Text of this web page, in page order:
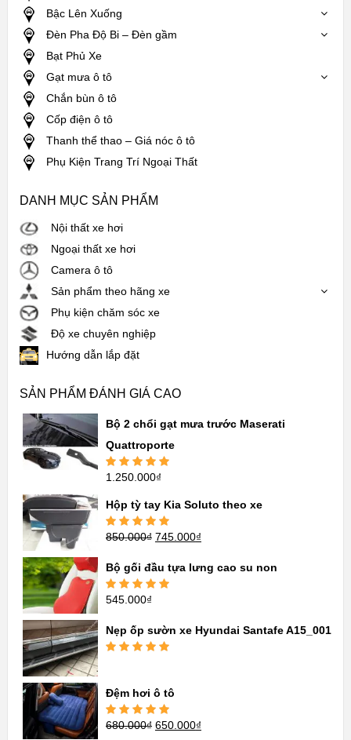
Bậc Lên Xuống
Đèn Pha Độ Bi – Đèn gầm
Bạt Phủ Xe
Gạt mưa ô tô
Chắn bùn ô tô
Cốp điện ô tô
Thanh thể thao – Giá nóc ô tô
Phụ Kiện Trang Trí Ngoại Thất
DANH MỤC SẢN PHẨM
Nội thất xe hơi
Ngoại thất xe hơi
Camera ô tô
Sản phẩm theo hãng xe
Phụ kiện chăm sóc xe
Độ xe chuyên nghiệp
Hướng dẫn lắp đặt
SẢN PHẨM ĐÁNH GIÁ CAO
Bộ 2 chổi gạt mưa trước Maserati
Quattroporte
Được xếp
sao
1.250.000₫
Hộp tỳ tay Kia Soluto theo xe
Được xếp
850.000₫ 745.000₫
Bộ gối đầu tựa lưng cao su non
Được xếp
545.000₫
Nẹp ốp sườn xe Hyundai Santafe A15_001
Đệm hơi ô tô
Được xếp
680.000₫ 650.000₫